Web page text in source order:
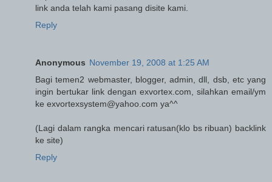
link anda telah kami pasang disite kami.
Reply
Anonymous November 19, 2008 at 1:25 AM
Bagi temen2 webmaster, blogger, admin, dll, dsb, etc yang
ingin bertukar link dengan exvortex.com, silahkan email/ym
ke exvortexsystem@yahoo.com ya^^
(Lagi dalam rangka mencari ratusan(klo bs ribuan) backlink
ke site)
Reply